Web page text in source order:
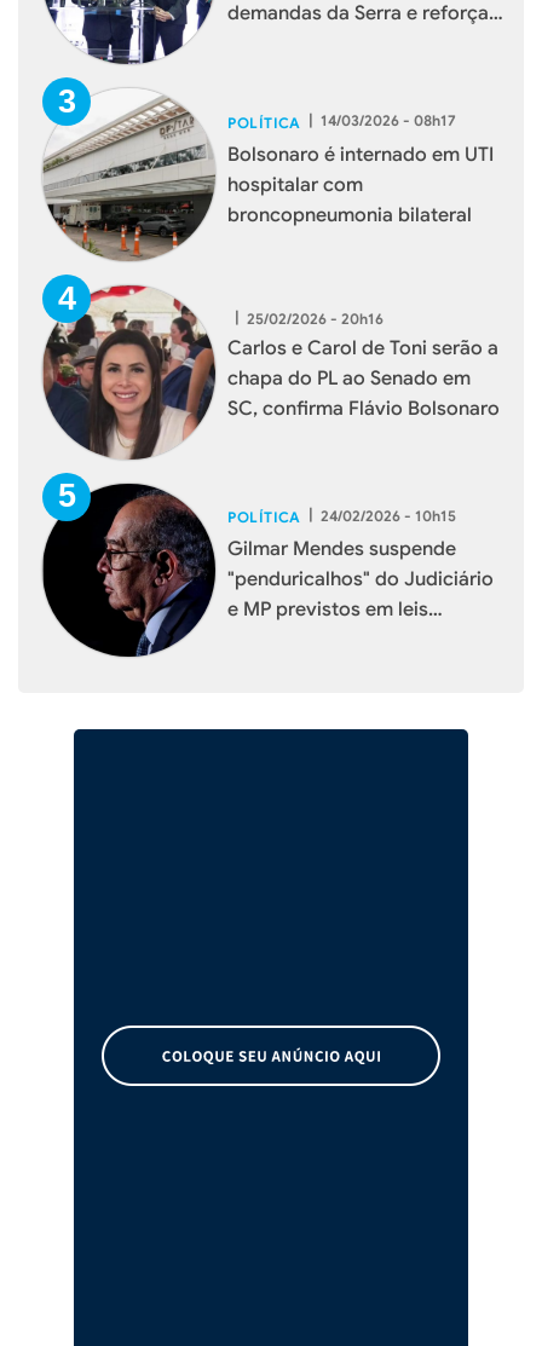
demandas da Serra e reforça
POLÍTICA | 14/03/2026 - 08h17
Bolsonaro é internado em UTI
hospitalar com
broncopneumonia bilateral
| 25/02/2026 - 20h16
Carlos e Carol de Toni serão a
chapa do PL ao Senado em
SC, confirma Flávio Bolsonaro
POLÍTICA 24/02/2026 - 10h15
Gilmar Mendes suspende
"penduricalhos" do Judiciário
e MP previstos em leis